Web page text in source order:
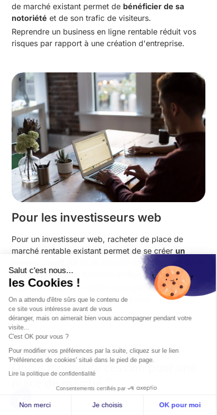
de marché existant permet de bénéficier de sa
notoriété et de son trafic de visiteurs.
Reprendre un business en ligne rentable réduit vos
risques par rapport à une création d'entreprise.
Pour les investisseurs web
Pour un investisseur web, racheter de place de
marché rentable existant permet de se créer un
et de pouvoir se concentrer sur le
développement du business en ligne.
Tous nos sites sont vérifiés pour garantirmoins de
risquedans votre investissement web.
Quels modes de cession pour une
place de marché ?
Salut c'est nous...
les Cookies !
On a attendu d'être sûrs que le contenu de
ce site vous intéresse avant de vous
déranger, mais on aimerait bien vous accompagner pendant votre
visite...
C'est OK pour vous ?
Pour modifier vos préférences par la suite, cliquez sur le lien
'Préférences de cookies' situé dans le pied de page.
Lire la politique de confidentialité
Consentements certifiés par
Non merci Je choisis OK pour moi